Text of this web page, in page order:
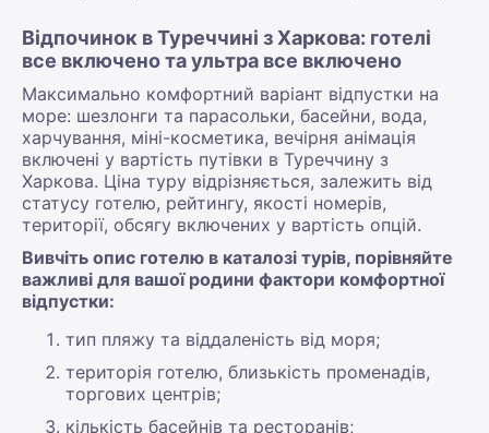
Відпочинок в Туреччині з Харкова: готелі
все включено та ультра все включено
Максимально комфортний варіант відпустки на
море: шезлонги та парасольки, басейни, вода,
харчування, міні-косметика, вечірня анімація
включені у вартість путівки в Туреччину з
Харкова. Ціна туру відрізняється, залежить від
статусу готелю, рейтингу, якості номерів,
території, обсягу включених у вартість опцій.
Вивчіть опис готелю в каталозі турів, порівняйте
важливі для вашої родини фактори комфортної
відпустки:
тип пляжу та віддаленість від моря;
територія готелю, близькість променадів,
торгових центрів;
кількість басейнів та ресторанів;